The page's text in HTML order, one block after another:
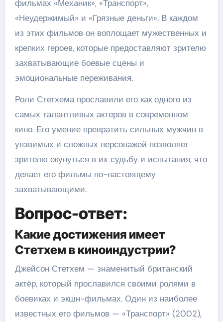
фильмах «Механик», «Транспорт»,
«Неудержимый» и «Грязные деньги». В каждом
из этих фильмов он воплощает мужественных и
крепких героев, которые предоставляют зрителю
захватывающие боевые сцены и
эмоциональные переживания.
Роли Стетхема прославили его как одного из
самых талантливых актеров в современном
кино. Его умение превратить сильных мужчин в
уязвимых и сложных персонажей позволяет
зрителю окунуться в их судьбу и испытания, что
делает его фильмы по-настоящему
захватывающими.
Вопрос-ответ:
Какие достижения имеет
Стетхем в киноиндустрии?
Джейсон Стетхем — знаменитый британский
актёр, который прославился своими ролями в
боевиках и экшн-фильмах. Один из наиболее
известных его фильмов — «Транспорт» (2002),